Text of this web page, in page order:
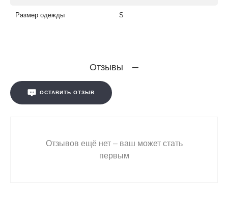
Размер одежды S
Отзывы
ОСТАВИТЬ ОТЗЫВ
Отзывов ещё нет – ваш может стать
первым